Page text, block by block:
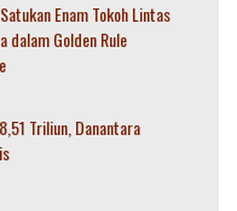
Enam Tokoh Lintas
dalam Golden Rule
Triliun, Danantara